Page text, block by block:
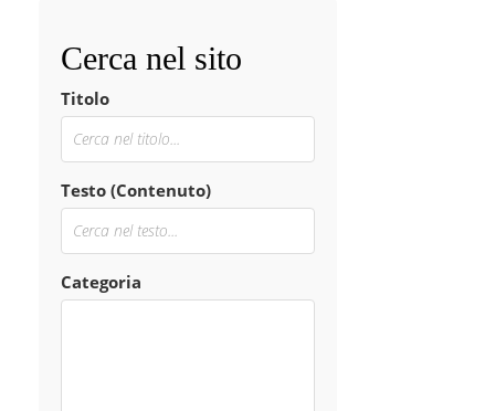
Cerca nel sito
Titolo
Testo (Contenuto)
Categoria